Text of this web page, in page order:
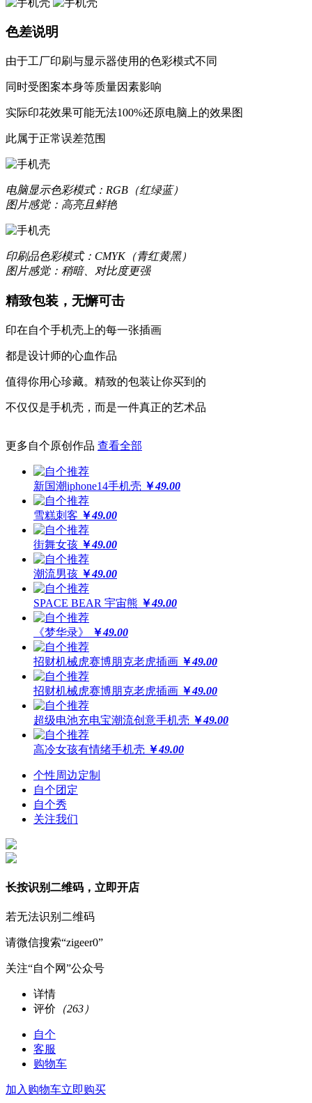
更合身
优质液态硅胶材质，一体成型，精准孔位，贴合原机机身设
质感升级，耐刮防撞，加倍防护
更轻薄
数次改良模具，实现裸机般纤薄手感
让你爱不释手的舒适
更保护
高于摄像头及屏幕钢化膜
经得起撞击，受得起刮擦
更还原
全球领先喷绘工艺，100%高精度印刷
色差说明
由于工厂印刷与显示器使用的色彩模式不同
同时受图案本身等质量因素影响
实际印花效果可能无法100%还原电脑上的效果图
此属于正常误差范围
电脑显示色彩模式：RGB（红绿蓝）
图片感觉：高亮且鲜艳
印刷品色彩模式：CMYK（青红黄黑）
图片感觉：稍暗、对比度更强
精致包装，无懈可击
印在自个手机壳上的每一张插画
都是设计师的心血作品
值得你用心珍藏。精致的包装让你买到的
不仅仅是手机壳，而是一件真正的艺术品
更多自个原创作品 查看全部
新国潮iphone14手机壳 ￥49.00
雪糕刺客 ￥49.00
街舞女孩 ￥49.00
潮流男孩 ￥49.00
SPACE BEAR 宇宙熊 ￥49.00
《梦华录》 ￥49.00
招财机械虎赛博朋克老虎插画 ￥49.00
招财机械虎赛博朋克老虎插画 ￥49.00
超级电池充电宝潮流创意手机壳 ￥49.00
高冷女孩有情绪手机壳 ￥49.00
个性周边定制
自个团定
自个秀
关注我们
长按识别二维码，立即开店
若无法识别二维码
请微信搜索“zigeer0”
关注“自个网”公众号
详情
评价 （263）
自个
客服
购物车
加入购物车立即购买